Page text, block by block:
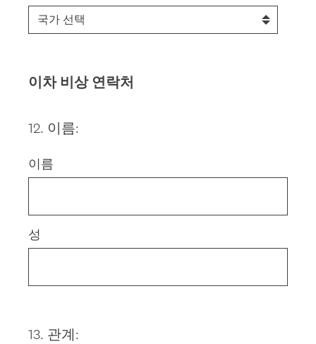
이차 비상 연락처
Question
12. 이름:
이름
성
Question
13. 관계: